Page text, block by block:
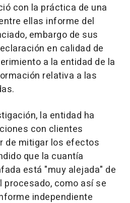
con la práctica de una
ellas informe del
embargo de sus
en calidad de
a la entidad de la
relativa a las
la entidad ha
con clientes
de mitigar los efectos
que la cuantía
está "muy alejada" de
como así se
independiente